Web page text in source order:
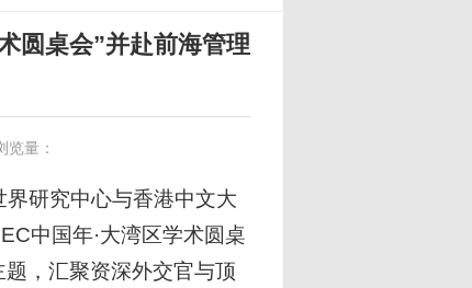
圆桌会”并赴前海管理
览量：
研究中心与香港中文大
中国年·大湾区学术圆桌
题，汇聚资深外交官与顶